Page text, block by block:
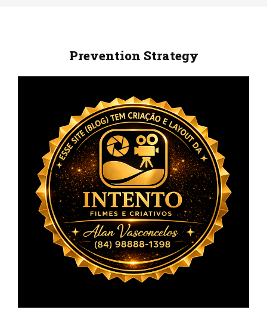
Prevention Strategy